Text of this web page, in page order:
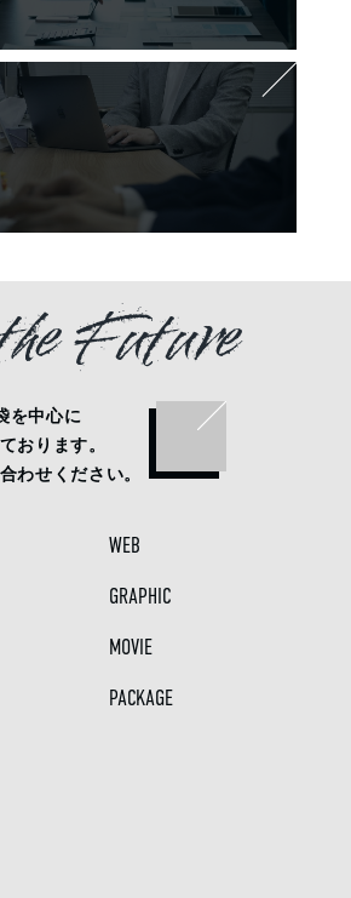
Future
を中心に
おります。
わせください。
WEB
GRAPHIC
MOVIE
PACKAGE